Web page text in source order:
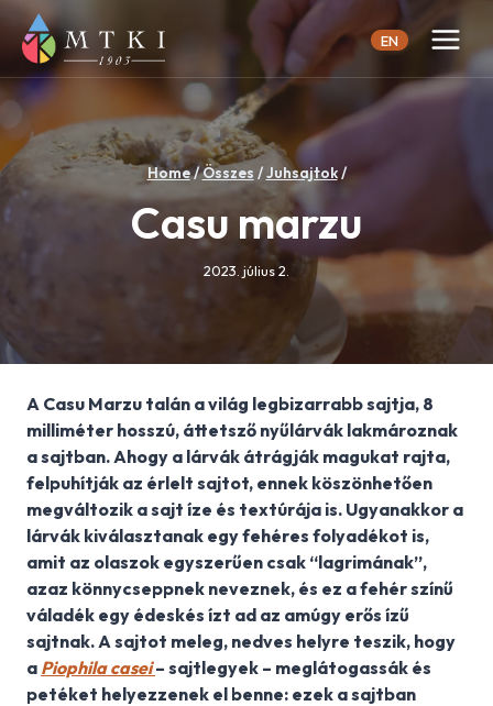
Skip
content
EN
Home/Összes /Juhsajtok/
Casu marzu
2023. július 2.
A Casu Marzu talán a világ legbizarrabb sajtja, 8
milliméter hosszú, áttetsző nyűlárvák lakmároznak
a sajtban. Ahogy a lárvák átrágják magukat rajta,
felpuhítják az érlelt sajtot, ennek köszönhetően
megváltozik a sajt íze és textúrája is. Ugyanakkor a
lárvák kiválasztanak egy fehéres folyadékot is,
amit az olaszok egyszerűen csak “lagrimának”,
azaz könnycseppnek neveznek, és ez a fehér színű
váladék egy édeskés ízt ad az amúgy erős ízű
sajtnak. A sajtot meleg, nedves helyre teszik, hogy
a Piophila casei – sajtlegyek – meglátogassák és
petéket helyezzenek el benne: ezek a sajtban